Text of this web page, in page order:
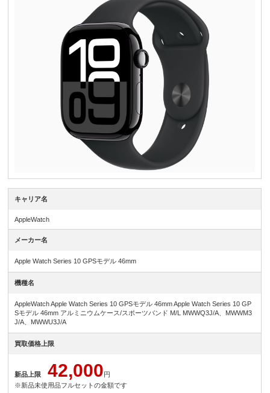
キャリア名
AppleWatch
メーカー名
Apple Watch Series 10 GPSモデル 46mm
機種名
AppleWatch Apple Watch Series 10 GPSモデル 46mm Apple Watch Series 10 GP
Sモデル 46mm アルミニウムケース/スポーツバンド M/L MWWQ3J/A、MWWM3
J/A、MWWU3J/A
買取価格上限
新品上限 42,000円
※新品未使用品フルセットの金額です